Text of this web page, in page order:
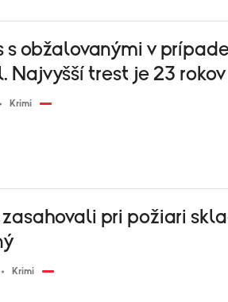
s obžalovanými v
Najvyšší trest je 23 rokov
Krimi
zasahovali pri požiari
Krimi